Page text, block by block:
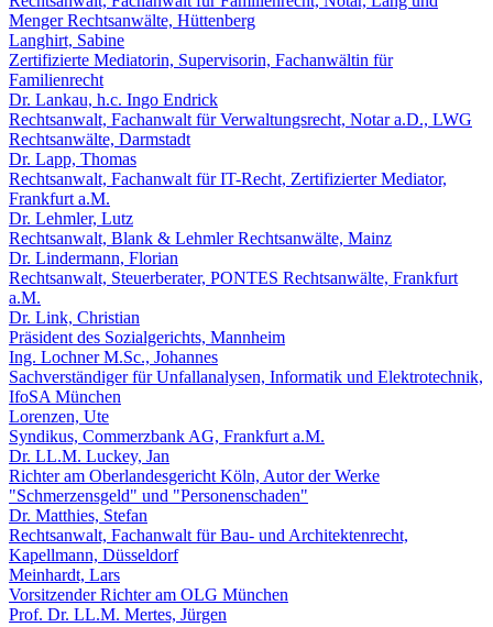
Menger Rechtsanwälte, Hüttenberg
Langhirt, Sabine
Zertifizierte Mediatorin, Supervisorin, Fachanwältin für
Familienrecht
Dr. Lankau, h.c. Ingo Endrick
Rechtsanwalt, Fachanwalt für Verwaltungsrecht, Notar a.D., LWG
Rechtsanwälte, Darmstadt
Dr. Lapp, Thomas
Rechtsanwalt, Fachanwalt für IT-Recht, Zertifizierter Mediator,
Frankfurt a.M.
Dr. Lehmler, Lutz
Rechtsanwalt, Blank & Lehmler Rechtsanwälte, Mainz
Dr. Lindermann, Florian
Rechtsanwalt, Steuerberater, PONTES Rechtsanwälte, Frankfurt
a.M.
Dr. Link, Christian
Präsident des Sozialgerichts, Mannheim
Ing. Lochner M.Sc., Johannes
Sachverständiger für Unfallanalysen, Informatik und Elektrotechnik,
IfoSA München
Lorenzen, Ute
Syndikus, Commerzbank AG, Frankfurt a.M.
Dr. LL.M. Luckey, Jan
Richter am Oberlandesgericht Köln, Autor der Werke
"Schmerzensgeld" und "Personenschaden"
Dr. Matthies, Stefan
Rechtsanwalt, Fachanwalt für Bau- und Architektenrecht,
Kapellmann, Düsseldorf
Meinhardt, Lars
Vorsitzender Richter am OLG München
Prof. Dr. LL.M. Mertes, Jürgen